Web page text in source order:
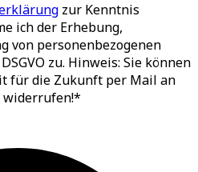
zur Kenntnis
ich der Erhebung,
von personenbezogenen
zu. Hinweis: Sie können
für die Zukunft per Mail an
widerrufen!*